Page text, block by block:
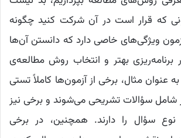
که قرار است در آن شرکت کنید چگونه
ویژگی‌های خاصی دارد که دانستن آن‌ها
برنامه‌ریزی بهتر و انتخاب روش مطالعه‌ی
مثال، برخی از آزمون‌ها کاملاً تستی
شامل سؤالات تشریحی می‌شوند و برخی نیز
نوع سؤال را دارند. همچنین، در برخی